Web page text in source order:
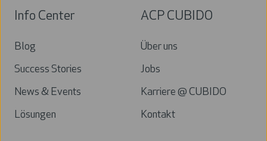
Info Center
Blog
Success Stories
News & Events
Lösungen
ACP CUBIDO
Über uns
Jobs
Karriere @ CUBIDO
Kontakt